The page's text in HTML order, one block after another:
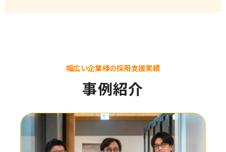
幅広い企業様の採用支援実績
事例紹介